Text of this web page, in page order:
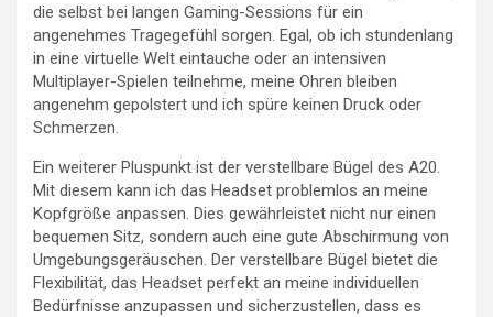
die selbst bei langen Gaming-Sessions für ein
angenehmes Tragegefühl sorgen. Egal, ob ich stundenlang
in eine virtuelle Welt eintauche oder an intensiven
Multiplayer-Spielen teilnehme, meine Ohren bleiben
angenehm gepolstert und ich spüre keinen Druck oder
Schmerzen.
Ein weiterer Pluspunkt ist der verstellbare Bügel des A20.
Mit diesem kann ich das Headset problemlos an meine
Kopfgröße anpassen. Dies gewährleistet nicht nur einen
bequemen Sitz, sondern auch eine gute Abschirmung von
Umgebungsgeräuschen. Der verstellbare Bügel bietet die
Flexibilität, das Headset perfekt an meine individuellen
Bedürfnisse anzupassen und sicherzustellen, dass es